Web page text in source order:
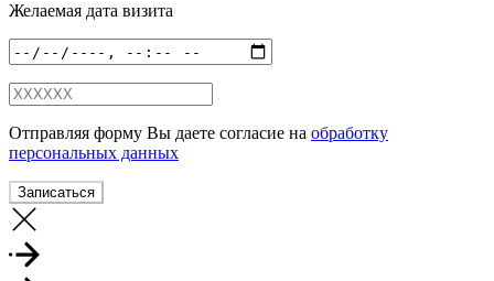
Желаемая дата визита
Отправляя форму Вы даете согласие на обработку
персональных данных
Записаться